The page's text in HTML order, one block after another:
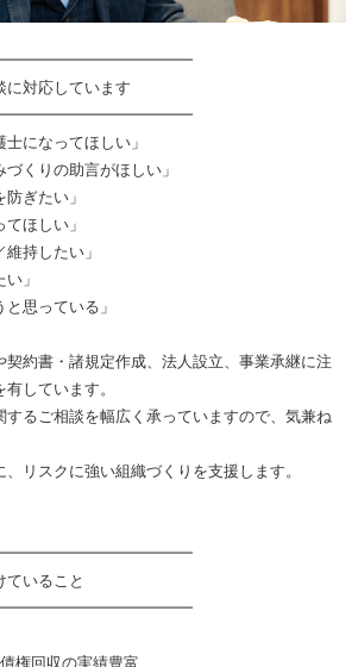
対応しています
士になってほしい」
づくりの助言がほしい」
ぎたい」
ほしい」
維持したい」
」
と思っている」
契約書・諸規定作成、法人設立、事業承継に注
しています。
するご相談を幅広く承っていますので、気兼ね
リスクに強い組織づくりを支援します。
いること
権回収の実績豊富